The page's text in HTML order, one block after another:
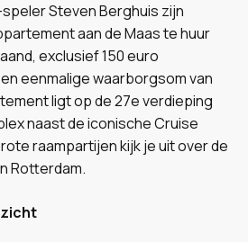
Steven Berghuis zijn
aan de Maas te huur
exclusief 150 euro
eenmalige waarborgsom van
ligt op de 27e verdieping
naast de iconische Cruise
raampartijen kijk je uit over de
Rotterdam.